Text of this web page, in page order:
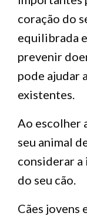
coração do
equilibrada
prevenir
pode ajudar
existentes.
Ao escolher
seu animal
considerar a
do seu cão.
Cães jovens